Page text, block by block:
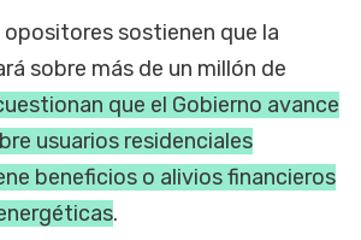
sostienen que la
sobre más de un millón de
que el Gobierno avance
usuarios residenciales
beneficios o alivios financieros
.